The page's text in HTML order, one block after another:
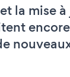
la mise